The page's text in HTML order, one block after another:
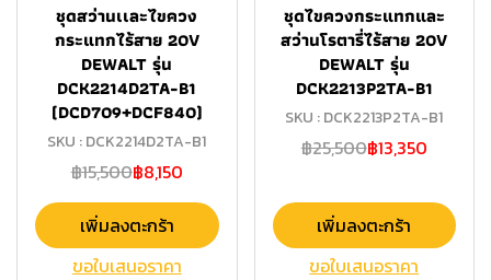
ชุดสว่านเเละไขควง
กระแทกไร้สาย 20V
DEWALT รุ่น
DCK2214D2TA-B1
(DCD709+DCF840)
SKU : DCK2214D2TA-B1
฿15,500฿8,150
เพิ่มลงตะกร้า
ขอใบเสนอราคา
ชุดไขควงกระแทกและ
สว่านโรตารี่ไร้สาย 20V
DEWALT รุ่น
DCK2213P2TA-B1
SKU : DCK2213P2TA-B1
฿25,500฿13,350
เพิ่มลงตะกร้า
ขอใบเสนอราคา